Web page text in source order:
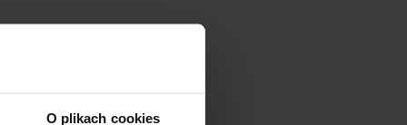
O plikach cookies